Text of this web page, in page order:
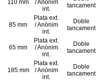
110 mm
/ Anònim
int.
tancament
85 mm
Plata ext.
/ Anònim
int.
Doble
tancament
65 mm
Plata ext.
/ Anònim
int.
Doble
tancament
185 mm
Plata ext.
/ Anònim
int.
Doble
tancament